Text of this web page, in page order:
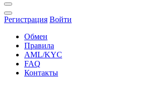
Регистрация Войти
Обмен
Правила
AML/KYC
FAQ
Контакты